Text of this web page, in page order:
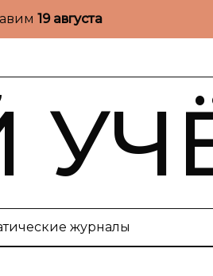
19 августа
журналы